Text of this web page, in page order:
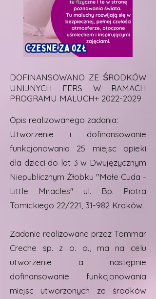
DOFINANSOWANO ZE ŚRODKÓW
UNIJNYCH FERS W RAMACH
PROGRAMU MALUCH+ 2022-2029
Opis realizowanego zadania:
Utworzenie i dofinansowanie
funkcjonowania 25 miejsc opieki
dla dzieci do lat 3 w Dwujęzycznym
Niepublicznym Żłobku "Małe Cuda -
Little Miracles" ul. Bp. Piotra
Tomickiego 22/221, 31-982 Kraków.
Zadanie realizowane przez Tommar
Creche sp. z o. o., ma na celu
utworzenie a następnie
dofinansowanie funkcjonowania
miejsc utworzonych ze środków